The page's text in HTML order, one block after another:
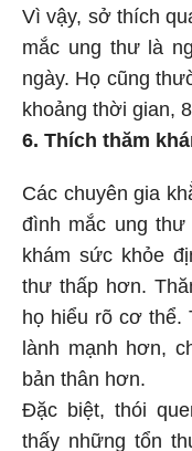
Vì vậy, sở thích
mắc ung thư là
ngày. Họ cũng
khoảng thời gian,
6. Thích thăm
Các chuyên gia
đình mắc ung
khám sức khỏe
thư thấp hơn.
họ hiểu rõ cơ thể.
lành mạnh hơn,
bản thân hơn.
Đặc biệt, thói
thấy những tổn